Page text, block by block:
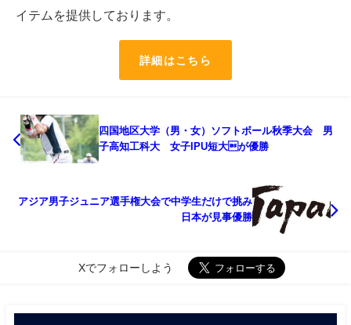
イテムを提供しております。
詳細はこちら
四国地区大学（男・女）ソフトボール秋季大会 男
子高知工科大 女子IPU短大が優勝
アジア男子ジュニア選手権大会で中学生だけで挑み
日本が見事優勝
Xでフォローしよう